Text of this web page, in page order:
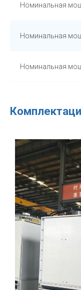
Номинальная
Номинальная
Номинальная